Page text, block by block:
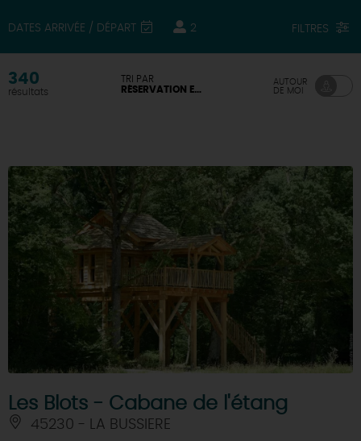
DATES ARRIVÉE / DÉPART 2 FILTRES
340
résultats
TRI PAR
RÉSERVATION EN LIGNE DISPONIBLE
AUTOUR
DE MOI
Les Blots - Cabane de l'étang
45230 - LA BUSSIERE